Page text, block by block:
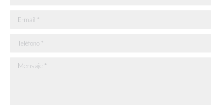
E-mail *
Teléfono *
Mensaje *